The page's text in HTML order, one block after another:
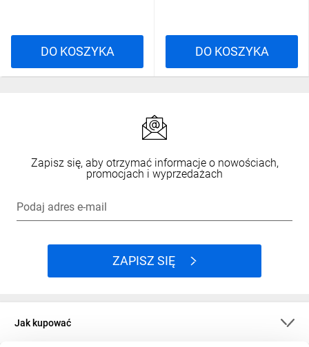
DO KOSZYKA DO KOSZYKA
Zapisz się, aby otrzymać informacje o nowościach,
promocjach i wyprzedażach
Podaj adres e-mail
ZAPISZ SIĘ
Jak kupować